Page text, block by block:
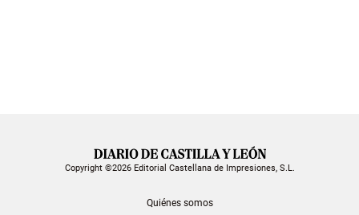
Copyright ©2026 Editorial Castellana de Impresiones, S.L.
Quiénes somos